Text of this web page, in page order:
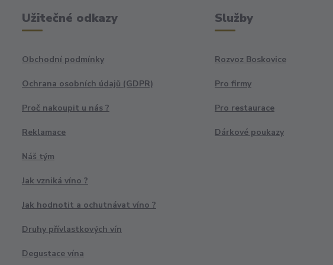
Užitečné odkazy
Obchodní podmínky
Ochrana osobních údajů (GDPR)
Proč nakoupit u nás ?
Reklamace
Náš tým
Jak vzniká víno ?
Jak hodnotit a ochutnávat víno ?
Druhy přívlastkových vín
Degustace vína
Služby
Rozvoz Boskovice
Pro firmy
Pro restaurace
Dárkové poukazy